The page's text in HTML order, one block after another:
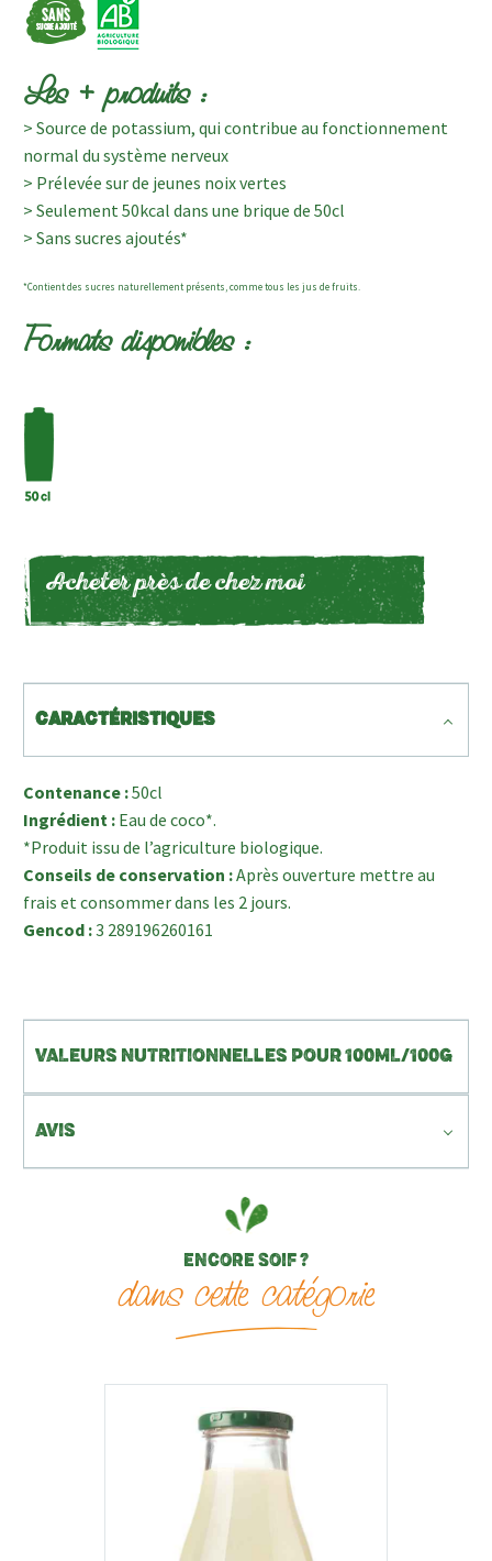
Les + produits :
> Source de potassium, qui contribue au fonctionnement
normal du système nerveux
> Prélevée sur de jeunes noix vertes
> Seulement 50kcal dans une brique de 50cl
> Sans sucres ajoutés*
*Contient des sucres naturellement présents, comme tous les jus de fruits.
Formats disponibles :
Acheter près de chez moi
ENCORE SOIF ?
dans cette catégorie
CARACTÉRISTIQUES
Contenance :50cl
Ingrédient : Eau de coco*.
*Produit issu de l’agriculture biologique.
Conseils de conservation :Après ouverture mettre au
frais et consommer dans les 2 jours.
Gencod :3 289196260161
VALEURS NUTRITIONNELLES POUR 100ML/100G
AVIS